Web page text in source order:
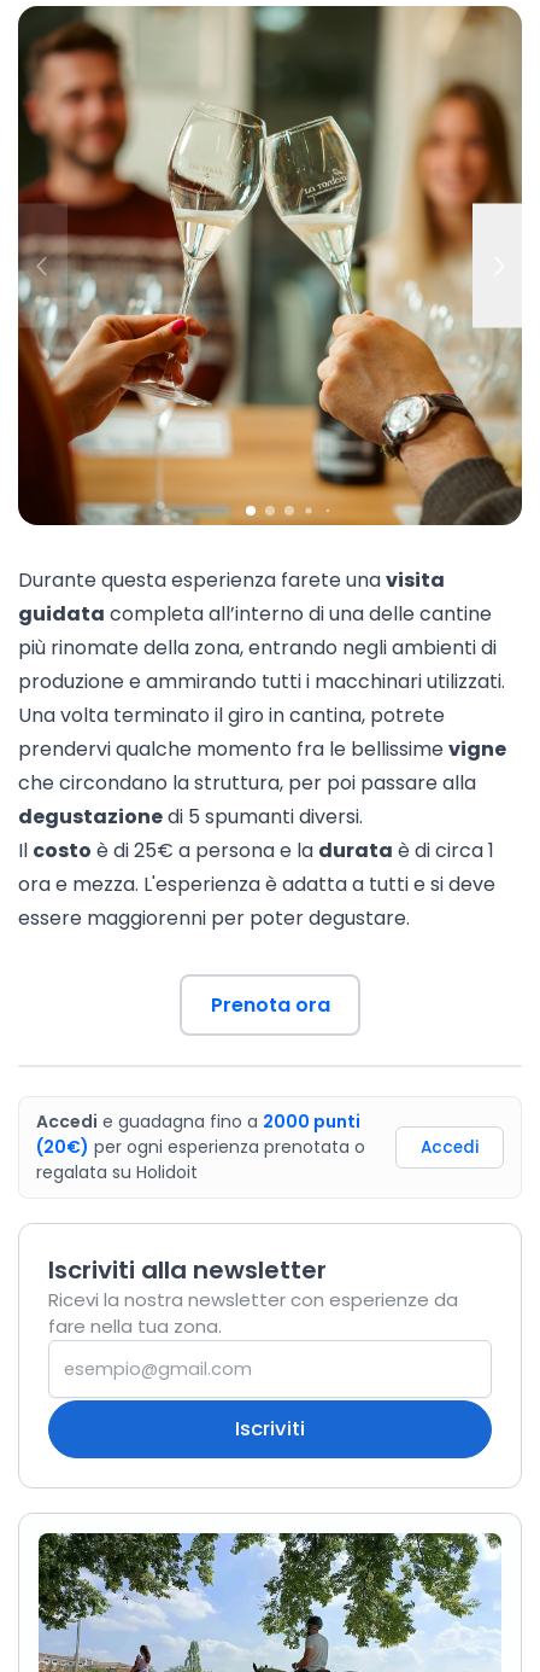
Durante questa esperienza farete unavisita
guidata completa all’interno di una delle cantine
più rinomate della zona, entrando negli ambienti di
produzione e ammirando tutti i macchinari utilizzati.
Una volta terminato il giro in cantina, potrete
prendervi qualche momento fra le bellissimevigne
che circondano la struttura, per poi passare alla
degustazionedi 5 spumanti diversi.
Il costo è di 25€ a persona e la durata è di circa 1
ora e mezza. L'esperienza è adatta a tutti e si deve
essere maggiorenni per poter degustare.
Prenota ora
Accedi e guadagna fino a 2000 punti
(20€) per ogni esperienza prenotata o
regalata su Holidoit
Accedi
Iscriviti alla newsletter
Ricevi la nostra newsletter con esperienze da
fare nella tua zona.
Iscriviti